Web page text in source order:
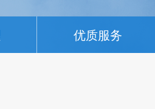
优质服务